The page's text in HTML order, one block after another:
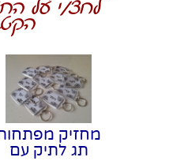
לחצ/י על
מחזיק
תג לתיק עם